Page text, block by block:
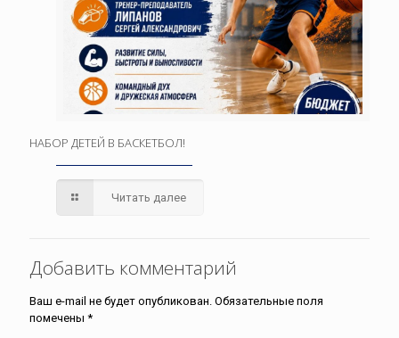
НАБОР ДЕТЕЙ В БАСКЕТБОЛ!
Читать далее
Добавить комментарий
Ваш e-mail не будет опубликован. Обязательные поля
помечены *